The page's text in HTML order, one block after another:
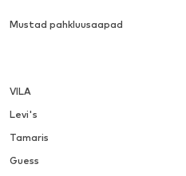
Mustad pahkluusaapad
VILA
Levi's
Tamaris
Guess